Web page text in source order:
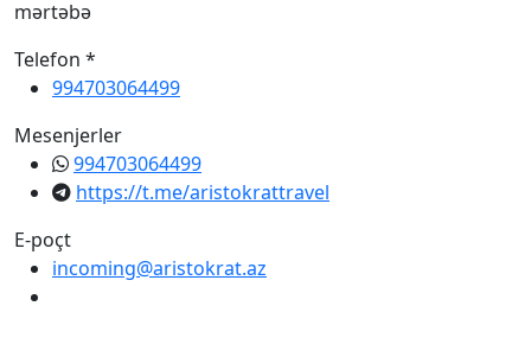
mərtəbə
Telefon *
994703064499
Mesenjerler
994703064499
https://t.me/aristokrattravel
E-poçt
incoming@aristokrat.az